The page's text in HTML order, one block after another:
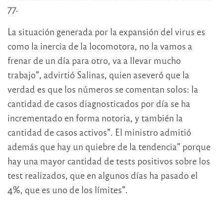
77.
La situación generada por la expansión del virus es
como la inercia de la locomotora, no la vamos a
frenar de un día para otro, va a llevar mucho
trabajo”, advirtió Salinas, quien aseveró que la
verdad es que los números se comentan solos: la
cantidad de casos diagnosticados por día se ha
incrementado en forma notoria, y también la
cantidad de casos activos”. El ministro admitió
además que hay un quiebre de la tendencia” porque
hay una mayor cantidad de tests positivos sobre los
test realizados, que en algunos días ha pasado el
4%, que es uno de los límites”.